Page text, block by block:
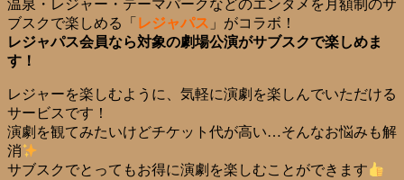
温泉・レジャー・テーマパークなどのエンタメを月額制のサ
ブスクで楽しめる「 レジャパス 」がコラボ！
レジャパス会員なら対象の劇場公演がサブスクで楽しめま
す！
レジャーを楽しむように、気軽に演劇を楽しんでいただける
サービスです！
演劇を観てみたいけどチケット代が高い…そんなお悩みも解
消
サブスクでとってもお得に演劇を楽しむことができます